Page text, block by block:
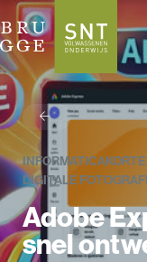
terug
INFORMATICA
DIGITALE
Adobe
snel